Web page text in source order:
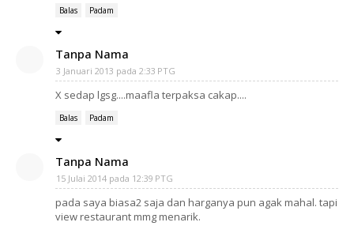
Balas Padam
Tanpa Nama
3 Januari 2013 pada 2:33 PTG
X sedap lgsg....maafla terpaksa cakap....
Balas Padam
Tanpa Nama
15 Julai 2014 pada 12:39 PTG
pada saya biasa2 saja dan harganya pun agak mahal. tapi
view restaurant mmg menarik.